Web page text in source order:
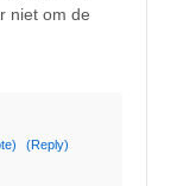
niet om de
(Reply)